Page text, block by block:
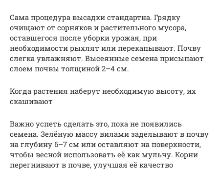
Сама процедура высадки стандартна. Грядку
очищают от сорняков и растительного мусора,
оставшегося после уборки урожая, при
необходимости рыхлят или перекапывают. Почву
слегка увлажняют. Высеянные семена присыпают
слоем почвы толщиной 2–4 см.
Когда растения наберут необходимую высоту, их
скашивают
Важно успеть сделать это, пока не появились
семена. Зелёную массу вилами заделывают в почву
на глубину 6–7 см или оставляют на поверхности,
чтобы весной использовать её как мульчу. Корни
перегнивают в почве, улучшая её качество